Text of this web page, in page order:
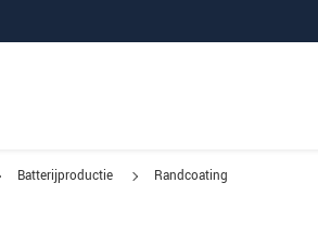
Batterijproductie Randcoating